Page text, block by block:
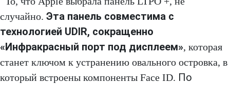
случайно. Эта панель совместима с
технологией UDIR, сокращенно
«Инфракрасный порт под дисплеем», которая
станет ключом к устранению овального островка, в
который встроены компоненты Face ID. По